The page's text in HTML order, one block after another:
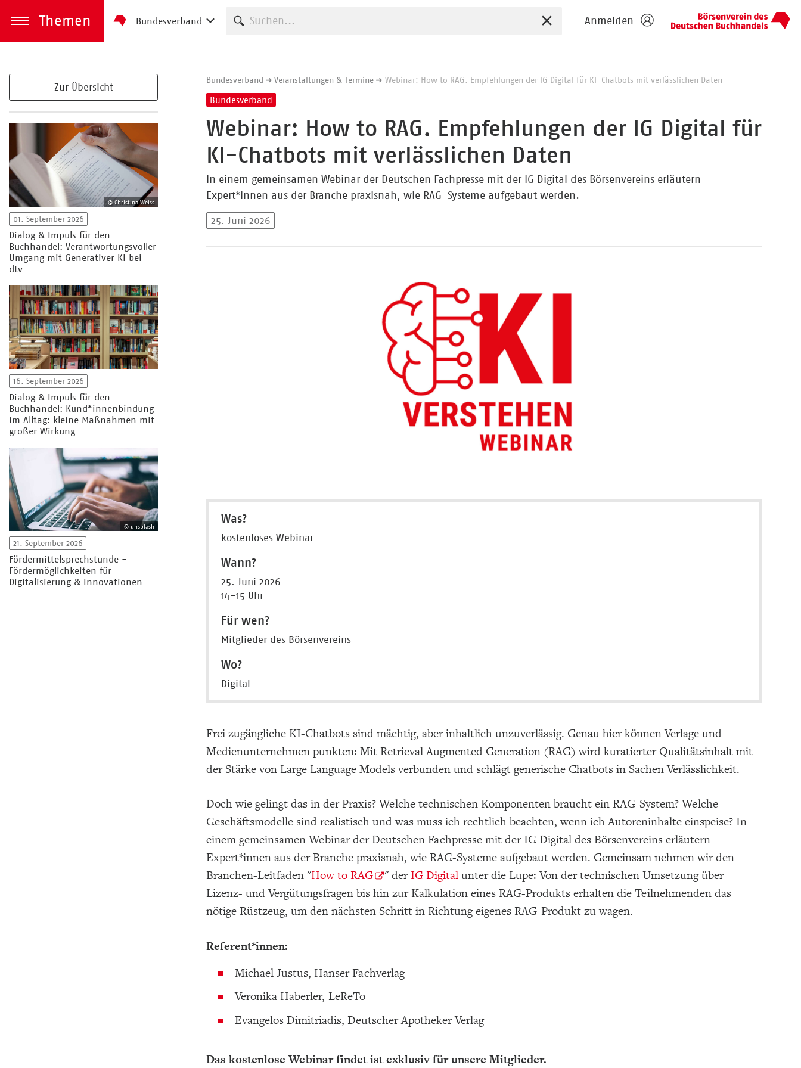
zum Inhalt springen
Themen
Menü öffnen
Bundesverband Suche starten Sucheingabe zurücksetzen
Anmelden
Bundesverband Veranstaltungen & Termine Webinar: How to RAG. Empfehlungen der IG Digital für KI-Chatbots mit verlässlichen Daten
Bundesverband
Webinar: How to RAG. Empfehlungen der IG Digital für
KI-Chatbots mit verlässlichen Daten
In einem gemeinsamen Webinar der Deutschen Fachpresse mit der IG Digital des Börsenvereins erläutern
Expert*innen aus der Branche praxisnah, wie RAG-Systeme aufgebaut werden.
25. Juni 2026
Was?
kostenloses Webinar
Wann?
25. Juni 2026
14-15 Uhr
Für wen?
Mitglieder des Börsenvereins
Wo?
Digital
Frei zugängliche KI-Chatbots sind mächtig, aber inhaltlich unzuverlässig. Genau hier können Verlage und
Medienunternehmen punkten: Mit Retrieval Augmented Generation (RAG) wird kuratierter Qualitätsinhalt mit
der Stärke von Large Language Models verbunden und schlägt generische Chatbots in Sachen Verlässlichkeit.
Doch wie gelingt das in der Praxis? Welche technischen Komponenten braucht ein RAG-System? Welche
Geschäftsmodelle sind realistisch und was muss ich rechtlich beachten, wenn ich Autoreninhalte einspeise? In
einem gemeinsamen Webinar der Deutschen Fachpresse mit der IG Digital des Börsenvereins erläutern
Expert*innen aus der Branche praxisnah, wie RAG-Systeme aufgebaut werden. Gemeinsam nehmen wir den
Branchen-Leitfaden "How to RAG " der IG Digitalunter die Lupe: Von der technischen Umsetzung über
Lizenz- und Vergütungsfragen bis hin zur Kalkulation eines RAG-Produkts erhalten die Teilnehmenden das
nötige Rüstzeug, um den nächsten Schritt in Richtung eigenes RAG-Produkt zu wagen.
Referent*innen:
Michael Justus, Hanser Fachverlag
Veronika Haberler, LeReTo
Evangelos Dimitriadis, Deutscher Apotheker Verlag
Das kostenlose Webinar findet ist exklusiv für unsere Mitglieder.
Zur Übersicht
© Christina Weiss
01. September 2026
Dialog & Impuls für den
Buchhandel: Verantwortungsvoller
Umgang mit Generativer KI bei
dtv
16. September 2026
Dialog & Impuls für den
Buchhandel: Kund*innenbindung
im Alltag: kleine Maßnahmen mit
großer Wirkung
© unsplash
21. September 2026
Fördermittelsprechstunde -
Fördermöglichkeiten für
Digitalisierung & Innovationen